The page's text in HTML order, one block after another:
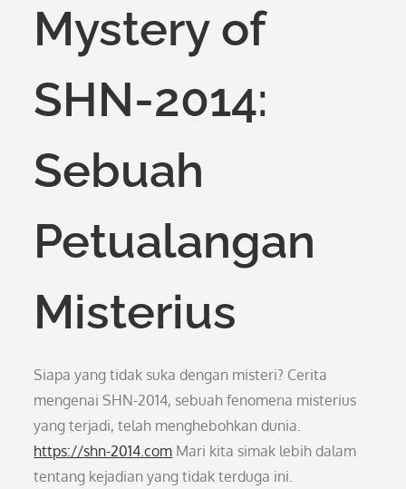
Mystery of
SHN-2014:
Sebuah
Petualangan
Misterius
Siapa yang tidak suka dengan misteri? Cerita
mengenai SHN-2014, sebuah fenomena misterius
yang terjadi, telah menghebohkan dunia.
https://shn-2014.com Mari kita simak lebih dalam
tentang kejadian yang tidak terduga ini.